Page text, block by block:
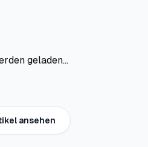
geladen...
ansehen